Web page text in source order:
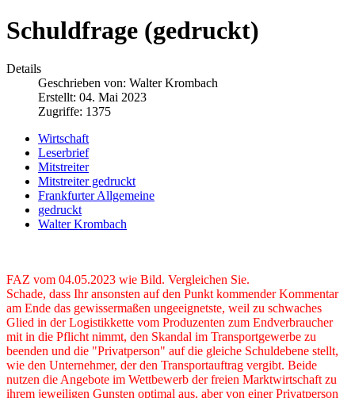
Schuldfrage (gedruckt)
Details
Geschrieben von: Walter Krombach
Erstellt: 04. Mai 2023
Zugriffe: 1375
Wirtschaft
Leserbrief
Mitstreiter
Mitstreiter gedruckt
Frankfurter Allgemeine
gedruckt
Walter Krombach
FAZ vom 04.05.2023 wie Bild. Vergleichen Sie.
Schade, dass Ihr ansonsten auf den Punkt kommender Kommentar
am Ende das gewissermaßen ungeeignetste, weil zu schwaches
Glied in der Logistikkette vom Produzenten zum Endverbraucher
mit in die Pflicht nimmt, den Skandal im Transportgewerbe zu
beenden und die "Privatperson" auf die gleiche Schuldebene stellt,
wie den Unternehmer, der den Transportauftrag vergibt. Beide
nutzen die Angebote im Wettbewerb der freien Marktwirtschaft zu
ihrem jeweiligen Gunsten optimal aus, aber von einer Privatperson